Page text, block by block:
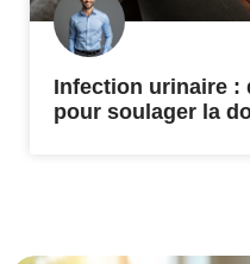
Infection urinaire :
pour soulager la